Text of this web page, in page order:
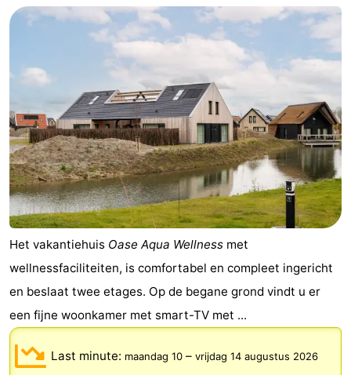
Nieuwvliet-
Bad
Meulinge
EuroParcs
Cadzand
-
Hoogduin
-
Noordzee
Résidence
Cadzand-
Bad
-
Resort
Nieuwvliet-
Bad
-
Schoneveld
-
Strand
Resort
Nieuwvliet-
Bad
-
Waterdunen
Zeebad
-
Zonneweelde
Het vakantiehuis Oase Aqua Wellness met
wellnessfaciliteiten, is comfortabel en compleet ingericht
en beslaat twee etages. Op de begane grond vindt u er
een fijne woonkamer met smart-TV met ...
Last minute: maandag 10 – vrijdag 14 augustus 2026